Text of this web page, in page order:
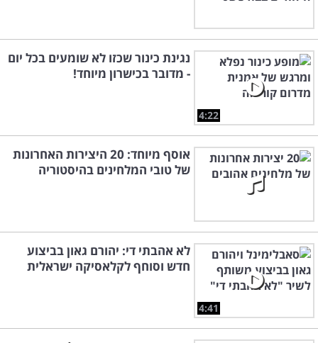
4:22
נגינת כינור שכזו לא שומעים בכל יום
- מדובר בכישרון מיוחד!
אוסף מיוחד: 20 היצירות האחרונות
של טובי המלחינים בהיסטוריה
4:41
לא אהבתי די: יהורם גאון בביצוע
חדש וסוחף לקלאסיקה ישראלית